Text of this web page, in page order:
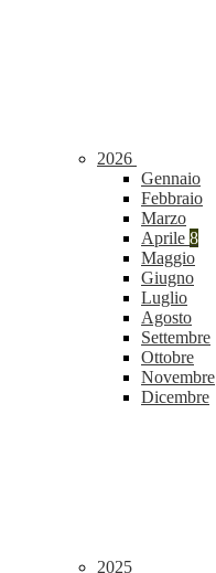
2026
Gennaio
Febbraio
Marzo
Aprile 8
Maggio
Giugno
Luglio
Agosto
Settembre
Ottobre
Novembre
Dicembre
2025